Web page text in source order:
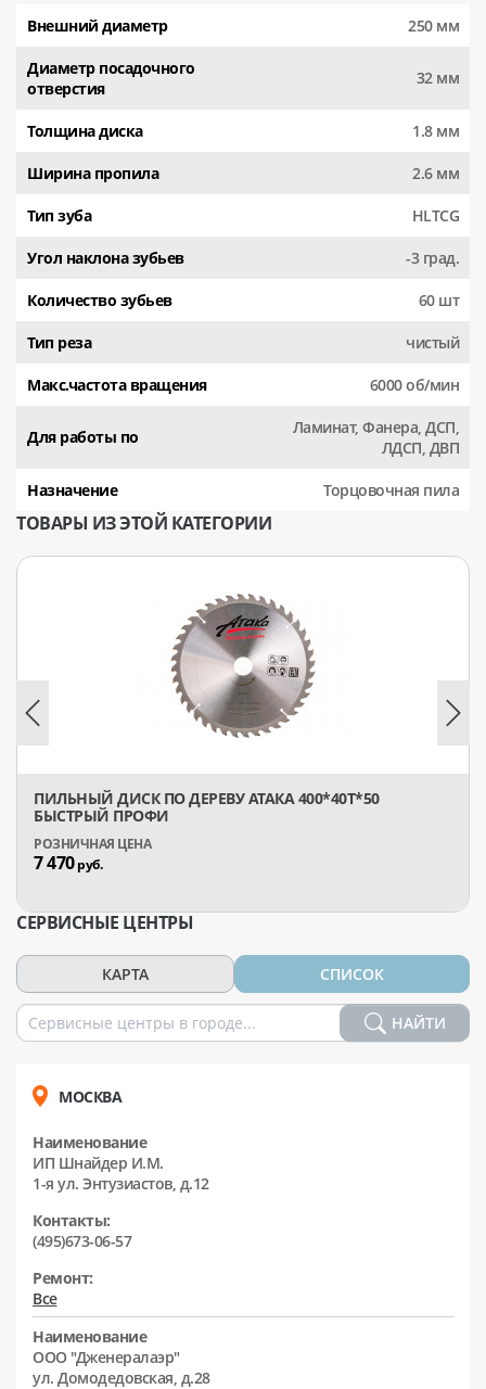
Внешний диаметр 250 мм
Диаметр посадочного
отверстия
32 мм
Толщина диска 1.8 мм
Ширина пропила 2.6 мм
Тип зуба HLTCG
Угол наклона зубьев -3 град.
Количество зубьев 60 шт
Тип реза чистый
Макс.частота вращения 6000 об/мин
Для работы по
Ламинат, Фанера, ДСП,
ЛДСП, ДВП
Назначение Торцовочная пила
ТОВАРЫ ИЗ ЭТОЙ КАТЕГОРИИ
ПИЛЬНЫЙ ДИСК ПО ДЕРЕВУ АТАКА 400*40T*50
БЫСТРЫЙ ПРОФИ
7 470руб.
СЕРВИСНЫЕ ЦЕНТРЫ
КАРТА СПИСОК
НАЙТИ
МОСКВА
Наименование
ИП Шнайдер И.М.
1-я ул. Энтузиастов, д.12
Контакты:
(495)673-06-57
Ремонт:
Все
Наименование
ООО "Дженералаэр"
ул. Домодедовская, д.28